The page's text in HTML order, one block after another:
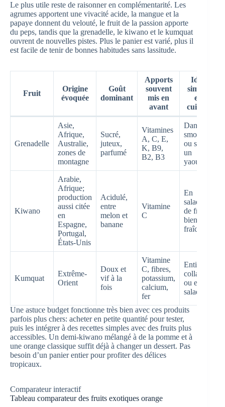
Le plus utile reste de raisonner en complémentarité. Les
agrumes apportent une vivacité acide, la mangue et la
papaye donnent du velouté, le fruit de la passion apporte
du peps, tandis que la grenadelle, le kiwano et le kumquat
ouvrent de nouvelles pistes. Plus le panier est varié, plus il
est facile de tenir de bonnes habitudes sans lassitude.
Fruit
Origine
évoquée
Goût
dominant
Apports
souvent
mis en
avant
Idée
simple
en
cuisine
Grenadelle
Asie,
Afrique,
Australie,
zones de
montagne
Sucré,
juteux,
parfumé
Vitamines
A, C, E,
K, B9,
B2, B3
Dans un
smoothie
ou sur
un
yaourt
Kiwano
Arabie,
Afrique;
production
aussi citée
en
Espagne,
Portugal,
États-Unis
Acidulé,
entre
melon et
banane
Vitamine
C
En
salade
de fruits
bien
fraîche
Kumquat
Extrême-
Orient
Doux et
vif à la
fois
Vitamine
C, fibres,
potassium,
calcium,
fer
Entier en
collation
ou en
salade
Une astuce budget fonctionne très bien avec ces produits
parfois plus chers: acheter en petite quantité pour tester,
puis les intégrer à des recettes simples avec des fruits plus
accessibles. Un demi-kiwano mélangé à de la pomme et à
une orange classique suffit déjà à changer un dessert. Pas
besoin d’un panier entier pour profiter des délices
tropicaux.
Comparateur interactif
Tableau comparateur des fruits exotiques orange